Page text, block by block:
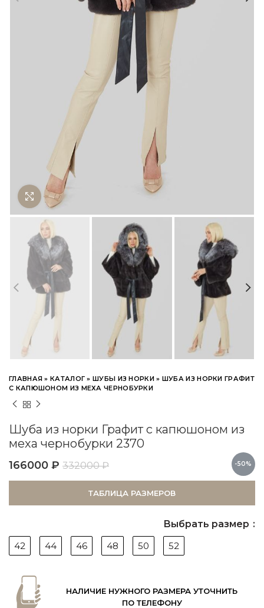
Нажмите чтобы увеличить
ГЛАВНАЯ »КАТАЛОГ »ШУБЫ ИЗ НОРКИ» ШУБА ИЗ НОРКИ ГРАФИТ
С КАПЮШОНОМ ИЗ МЕХА ЧЕРНОБУРКИ
Шуба из норки Графит с капюшоном из
меха чернобурки 2370
166000 ₽ 332000₽ -50%
ТАБЛИЦА РАЗМЕРОВ
Выбрать размер
42
44 46 48 50 52
НАЛИЧИЕ НУЖНОГО РАЗМЕРА УТОЧНИТЬ
ПО ТЕЛЕФОНУ